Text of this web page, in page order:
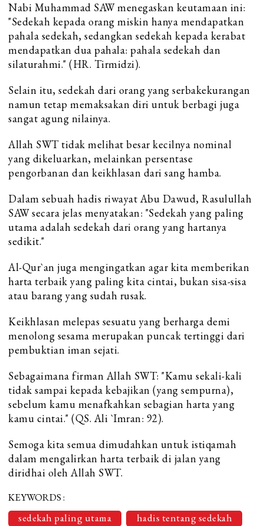
Nabi Muhammad SAW menegaskan keutamaan ini:
"Sedekah kepada orang miskin hanya mendapatkan
pahala sedekah, sedangkan sedekah kepada kerabat
mendapatkan dua pahala: pahala sedekah dan
silaturahmi." (HR. Tirmidzi).
Selain itu, sedekah dari orang yang serbakekurangan
namun tetap memaksakan diri untuk berbagi juga
sangat agung nilainya.
Allah SWT tidak melihat besar kecilnya nominal
yang dikeluarkan, melainkan persentase
pengorbanan dan keikhlasan dari sang hamba.
Dalam sebuah hadis riwayat Abu Dawud, Rasulullah
SAW secara jelas menyatakan: "Sedekah yang paling
utama adalah sedekah dari orang yang hartanya
sedikit."
Al-Qur`an juga mengingatkan agar kita memberikan
harta terbaik yang paling kita cintai, bukan sisa-sisa
atau barang yang sudah rusak.
Keikhlasan melepas sesuatu yang berharga demi
menolong sesama merupakan puncak tertinggi dari
pembuktian iman sejati.
Sebagaimana firman Allah SWT: "Kamu sekali-kali
tidak sampai kepada kebajikan (yang sempurna),
sebelum kamu menafkahkan sebagian harta yang
kamu cintai." (QS. Ali `Imran: 92).
Semoga kita semua dimudahkan untuk istiqamah
dalam mengalirkan harta terbaik di jalan yang
diridhai oleh Allah SWT.
KEYWORDS :
sedekah paling utama
hadis tentang sedekah